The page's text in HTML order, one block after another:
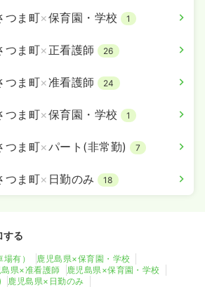
つま町×保育園・学校 1
つま町× 正看護師 26
つま町×准看護師 24
つま町×保育園・学校 1
つま町×パート(非常勤) 7
つま町× 日勤のみ 18
する
有）
鹿児島県×保育園・学校
島県×准看護師
鹿児島県×保育園・学校
鹿児島県×日勤のみ